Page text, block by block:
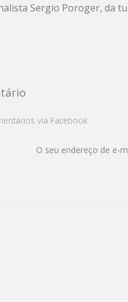
Sergio Poroger, da
via Facebook
O seu endereço de e-